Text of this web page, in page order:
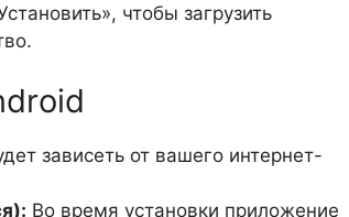
чтобы загрузить
зависеть от вашего интернет-
Во время установки приложение